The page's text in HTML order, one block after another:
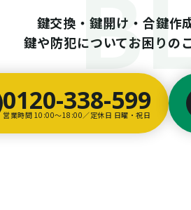
鍵交換・鍵開け・合鍵作
鍵や防犯についてお困りの
0120-338-599
営業時間 10:00〜18:00／定休日 日曜・祝日